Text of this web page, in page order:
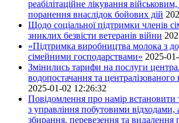
реабілітаційне лікування
поранення внаслідок бойових дій
Щодо соціальної підтримки членів
зниклих безвісти ветеранів війни
«Підтримка виробництва молока з
сімейними господарствами» 2025-
Змінились тарифи на послуги
водопостачання та централізованого
2025-01-02 12:26:32
Повідомлення про намір
з управління побутовими
збирання, перевезення та видалення